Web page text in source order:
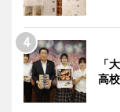
「
高